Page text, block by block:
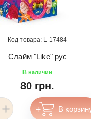
17484
Слайм "Like" рус
80 грн.